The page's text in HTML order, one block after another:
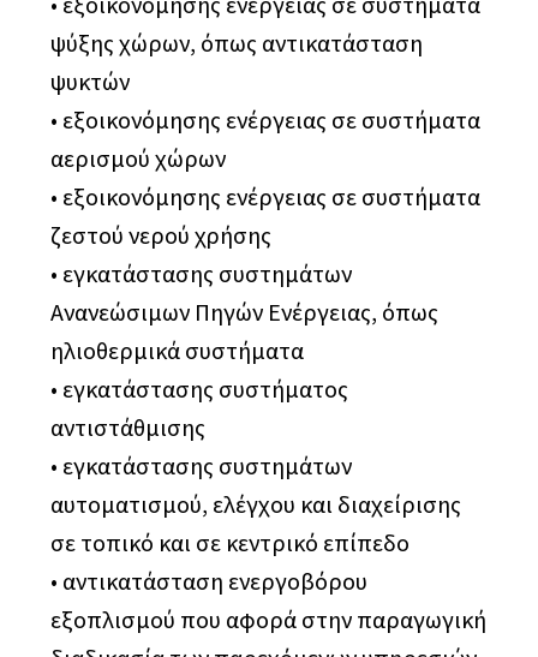
ψύξης χώρων, όπως αντικατάσταση
ψυκτών
• εξοικονόμησης ενέργειας σε συστήματα
αερισμού χώρων
• εξοικονόμησης ενέργειας σε συστήματα
ζεστού νερού χρήσης
• εγκατάστασης συστημάτων
Ανανεώσιμων Πηγών Ενέργειας, όπως
ηλιοθερμικά συστήματα
• εγκατάστασης συστήματος
αντιστάθμισης
• εγκατάστασης συστημάτων
αυτοματισμού, ελέγχου και διαχείρισης
σε τοπικό και σε κεντρικό επίπεδο
• αντικατάσταση ενεργοβόρου
εξοπλισμού που αφορά στην παραγωγική